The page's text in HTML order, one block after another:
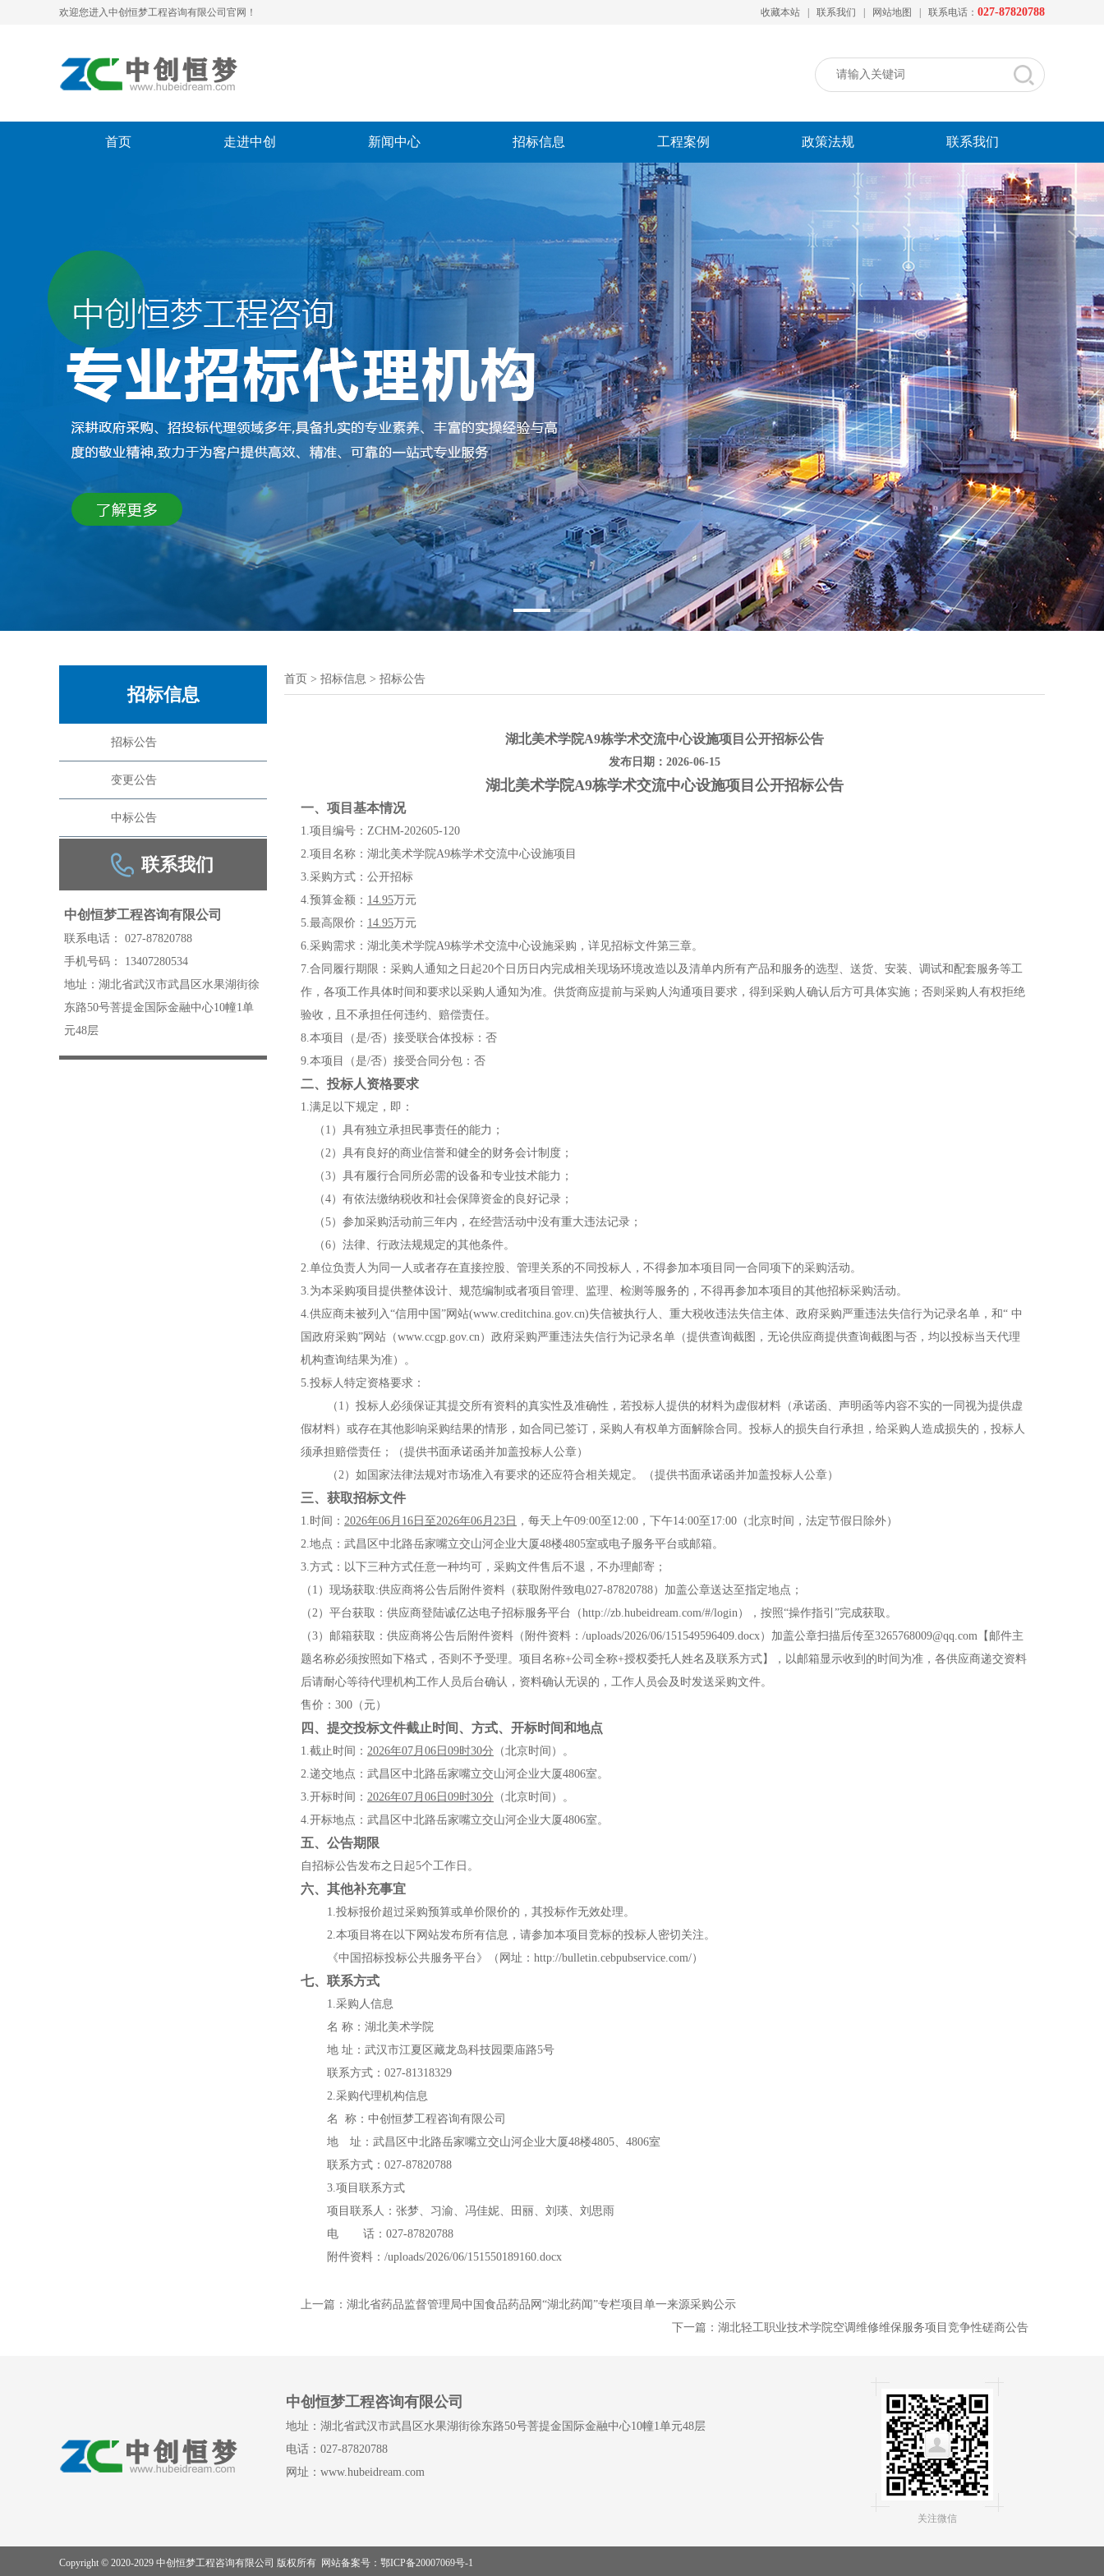
欢迎您进入中创恒梦工程咨询有限公司官网！ 收藏本站 联系我们 网站地图 联系电话： 027-87820788
首页 走进中创 新闻中心 招标信息 工程案例 政策法规 联系我们
1 2
招标信息
招标公告
变更公告
中标公告
联系我们
中创恒梦工程咨询有限公司
联系电话： 027-87820788
手机号码： 13407280534
地址：湖北省武汉市武昌区水果湖街徐
东路50号菩提金国际金融中心10幢1单
元48层
首页 > 招标信息 > 招标公告
湖北美术学院A9栋学术交流中心设施项目公开招标公告
发布日期：2026-06-15
湖北美术学院A9栋学术交流中心设施项目 公开招标公告
一、 项目基本情况
1.项目编号： ZCHM-202605-120
2.项目名称： 湖北美术学院A9栋学术交流中心设施项目
3.采购方式：公开招标
4.预算金额： 14.95万元
5.最高限价 ： 14.95万元
6.采购需求： 湖北美术学院A9栋学术交流中心设施采购 ，详见招标文件第三章。
7.合同履行期限： 采购人通知之日起20个日历日内完成相关现场环境改造以及清单内所有产品和服务的选型、送货、安装、调试和配套服务等工
作， 各项工作具体时间和要求以采购人通知为准。供货商应提前与采购人沟通项目要求，得到采购人确认后方可具体实施； 否则 采购人有权拒绝
验收，且不承担任何违约、赔偿责任。
8.本项目（是/否）接受联合体投标：否
9.本项目（是/否）接受合同分包：否
二、 投标人资格要求
1.满足 以下规定，即：
（1）具有独立承担民事责任的能力；
（2）具有良好的商业信誉和健全的财务会计制度；
（3）具有履行合同所必需的设备和专业技术能力；
（4）有依法缴纳税收和社会保障资金的良好记录；
（5）参加采购活动前三年内，在经营活动中没有重大违法记录；
（6）法律、行政法规规定的其他条件。
2.单位负责人为同一人或者存在直接控股、管理关系的不同投标人，不得参加本项目同一合同项下的采购活动。
3.为本采购项目提供整体设计、规范编制或者项目管理、监理、检测等服务的，不得再参加本项目的其他招标采购活动。
4.供应商未被列入“信用中国”网站(www.creditchina.gov.cn)失信被执行人、重大税收违法失信主体、政府采购严重违法失信行为记录名单，和“ 中
国政府采购”网站（www.ccgp.gov.cn）政府采购严重违法失信行为记录名单（提供查询截图，无论供应商提供查询截图与否，均以投标当天代理
机构查询结果为准）。
5.投标人特定资格要求：
（ 1） 投标人必须保证其提交所有资料的真实性及准确性，若投标人提供的材料为虚假材料（承诺函、声明函等内容不实的一同视为提供虚
假材料）或存在其他影响采购结果的情形，如合同已签订，采购人有权单方面解除合同。投标人的损失自行承担，给采购人造成损失的，投标人
须承担赔偿责任；（提供书面承诺函并加盖投标人公章）
（2）如国家法律法规对市场准入有要求的还应符合相关规定。（提供书面承诺函并加盖投标人公章）
三、 获取招标文件
1.时间： 2026年06月 16 日 至2026年06月 23 日 ， 每天上午09:00至12:00，下午14:00至17:00（北京时间，法定节假日除外）
2.地点 ： 武昌区中北路岳家嘴立交山河企业大厦48楼4805室或电子服务平台或邮箱。
3.方式：以下三种方式任意一种均可，采购文件售后不退，不办理邮寄；
（ 1）现场获取:供应商将公告后附件资料 （获取附件致电027-87820788） 加盖公章送达至指定地点；
（2）平台获取：供应商登陆诚亿达电子招标服务平台（http://zb.hubeidream.com/#/login），按照“操作指引”完成获取。
（3）邮箱获取：供应商将公告后附件资料（附件资料： /uploads/2026/06/151549596409.docx）加盖公章扫描后传至3265768009@qq.com【邮件主
题名称必须按照如下格式，否则不予受理。项目名称+公司全称+授权委托人姓名及联系方式】，以邮箱显示收到的时间为准，各供应商递交资料
后请耐心等待代理机构工作人员后台确认，资料确认无误的，工作人员会及时发送采购文件。
售价： 300（元）
四、 提交投标文件截止时间、方式、开标时间和地点
1.截止时间： 2026年07月 06 日 09时30分 （北京时间）。
2.递交地点 ： 武昌区中北路岳家嘴立交山河企业大厦4806室。
3.开标时间： 2026年07月 06 日 09时30分 （北京时间）。
4.开标地点 ： 武昌区中北路岳家嘴立交山河企业大厦4806室。
五、 公告期限
自招标公告发布之日起5个工作日。
六、 其他补充事宜
1.投标报价超过采购预算或单价限价的，其投标作无效处理。
2.本项目将在以下网站发布所有信息，请参加本项目竞标的投标人密切关注。
《中国招标投标公共服务平台》（网址： http://bulletin.cebpubservice.com/）
七、 联系方式
1.采购人信息
名 称：湖北美术学院
地 址：武汉市江夏区藏龙岛科技园栗庙路5号
联系方式： 027-81318329
2.采购代理机构信息
名
称：中创恒梦工程咨询有限公司
地 址：武昌区中北路岳家嘴立交山河企业大厦48楼4805、4806室
联系方式： 027-87820788
3.项目联系方式
项目联系人：张梦、习渝、冯佳妮、田丽、刘瑛、刘思雨
电
话： 027-87820788
附件资料： /uploads/2026/06/151550189160.docx
上一篇： 湖北省药品监督管理局中国食品药品网“湖北药闻”专栏项目单一来源采购公示
下一篇： 湖北轻工职业技术学院空调维修维保服务项目竞争性磋商公告
中创恒梦工程咨询有限公司
地址：湖北省武汉市武昌区水果湖街徐东路50号菩提金国际金融中心10幢1单元48层
电话：027-87820788
网址：www.hubeidream.com
关注微信
Copyright © 2020-2029 中创恒梦工程咨询有限公司 版权所有 网站备案号： 鄂ICP备20007069号-1